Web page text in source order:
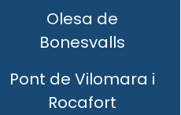
Olesa de
Bonesvalls
Pont de Vilomara i
Rocafort